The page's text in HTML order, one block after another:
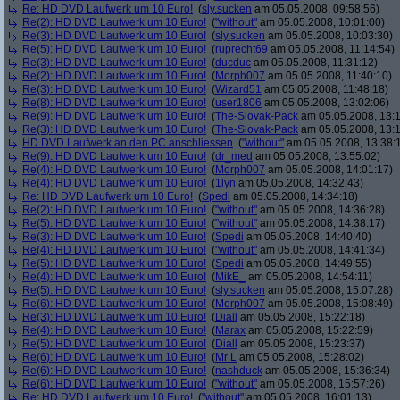
Re: HD DVD Laufwerk um 10 Euro! (sly.sucken am 05.05.2008, 09:58:56)
Re(2): HD DVD Laufwerk um 10 Euro! ("without" am 05.05.2008, 10:01:00)
Re(3): HD DVD Laufwerk um 10 Euro! (sly.sucken am 05.05.2008, 10:03:30)
Re(5): HD DVD Laufwerk um 10 Euro! (ruprecht69 am 05.05.2008, 11:14:54)
Re(3): HD DVD Laufwerk um 10 Euro! (ducduc am 05.05.2008, 11:31:12)
Re(2): HD DVD Laufwerk um 10 Euro! (Morph007 am 05.05.2008, 11:40:10)
Re(3): HD DVD Laufwerk um 10 Euro! (Wizard51 am 05.05.2008, 11:48:18)
Re(8): HD DVD Laufwerk um 10 Euro! (user1806 am 05.05.2008, 13:02:06)
Re(9): HD DVD Laufwerk um 10 Euro! (The-Slovak-Pack am 05.05.2008,
Re(3): HD DVD Laufwerk um 10 Euro! (The-Slovak-Pack am 05.05.2008,
HD DVD Laufwerk an den PC anschliessen ("without" am 05.05.2008,
Re(9): HD DVD Laufwerk um 10 Euro! (dr_med am 05.05.2008, 13:55:02)
Re(4): HD DVD Laufwerk um 10 Euro! (Morph007 am 05.05.2008, 14:01:17)
Re(4): HD DVD Laufwerk um 10 Euro! (1lyn am 05.05.2008, 14:32:43)
Re: HD DVD Laufwerk um 10 Euro! (Spedi am 05.05.2008, 14:34:18)
Re(2): HD DVD Laufwerk um 10 Euro! ("without" am 05.05.2008, 14:36:28)
Re(5): HD DVD Laufwerk um 10 Euro! ("without" am 05.05.2008, 14:38:17)
Re(3): HD DVD Laufwerk um 10 Euro! (Spedi am 05.05.2008, 14:40:40)
Re(4): HD DVD Laufwerk um 10 Euro! ("without" am 05.05.2008, 14:41:34)
Re(5): HD DVD Laufwerk um 10 Euro! (Spedi am 05.05.2008, 14:49:55)
Re(4): HD DVD Laufwerk um 10 Euro! (MikE_
am 05.05.2008, 14:54:11)
Re(5): HD DVD Laufwerk um 10 Euro! (sly.sucken am 05.05.2008, 15:07:28)
Re(6): HD DVD Laufwerk um 10 Euro! (Morph007 am 05.05.2008, 15:08:49)
Re(3): HD DVD Laufwerk um 10 Euro! (Diall
am 05.05.2008, 15:22:18)
Re(4): HD DVD Laufwerk um 10 Euro! (Marax am 05.05.2008, 15:22:59)
Re(5): HD DVD Laufwerk um 10 Euro! (Diall
am 05.05.2008, 15:23:37)
Re(6): HD DVD Laufwerk um 10 Euro! (Mr L am 05.05.2008, 15:28:02)
Re(6): HD DVD Laufwerk um 10 Euro! (nashduck am 05.05.2008, 15:36:34)
Re(6): HD DVD Laufwerk um 10 Euro! ("without" am 05.05.2008, 15:57:26)
Re: HD DVD Laufwerk um 10 Euro! ("without" am 05.05.2008, 16:01:13)